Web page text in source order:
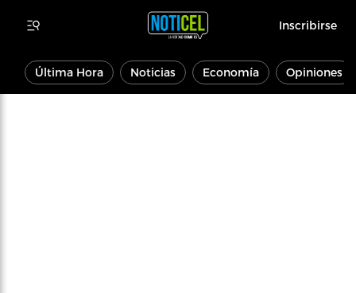
Inscribirse
Última Hora Noticias Economía Opiniones